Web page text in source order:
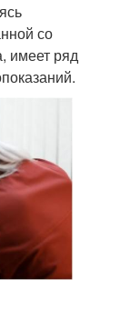
со
имеет ряд